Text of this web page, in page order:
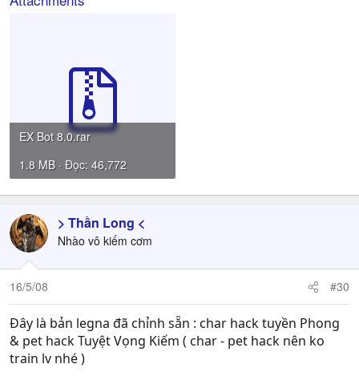
EX Bot 8.0.rar
1.8 MB · Đọc: 46,772
> Thần Long <
Nhào vô kiếm cơm
16/5/08 #30
Đây là bản legna đã chỉnh sẵn : char hack tuyền Phong
& pet hack Tuyệt Vọng Kiếm ( char - pet hack nên ko
train lv nhé )